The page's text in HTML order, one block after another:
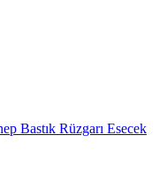
Bastık Rüzgarı Esecek